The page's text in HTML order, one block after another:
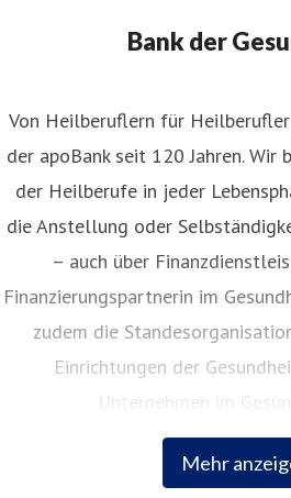
Bank der
Mehr
Von Heilberuflern für
der apoBank seit 120 Jahren. Wir
der Heilberufe in jeder
die Anstellung oder
– auch über
Finanzierungspartnerin im
zudem die
Einrichtungen der
Unternehmen im